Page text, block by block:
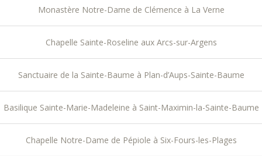
Monastère Notre-Dame de Clémence à La Verne
Chapelle Sainte-Roseline aux Arcs-sur-Argens
Sanctuaire de la Sainte-Baume à Plan-d’Aups-Sainte-Baume
Basilique Sainte-Marie-Madeleine à Saint-Maximin-la-Sainte-Baume
Chapelle Notre-Dame de Pépiole à Six-Fours-les-Plages